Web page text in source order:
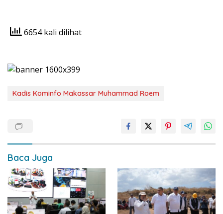
6654 kali dilihat
Kadis Kominfo Makassar Muhammad Roem
Baca Juga